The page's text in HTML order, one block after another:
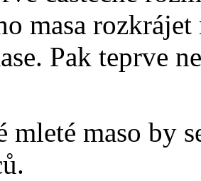
masa
Pak teprve
mleté maso by